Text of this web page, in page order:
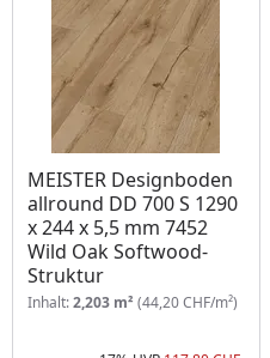
MEISTER Designboden
allround DD 700 S 1290
x 244 x 5,5 mm 7452
Wild Oak Softwood-
Struktur
Inhalt:2,203 m² (44,20 CHF/m²)